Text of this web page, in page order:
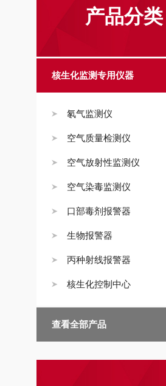
产品分类
核生化监测专用仪器
氡气监测仪
空气质量检测仪
空气放射性监测仪
空气染毒监测仪
口部毒剂报警器
生物报警器
丙种射线报警器
核生化控制中心
查看全部产品